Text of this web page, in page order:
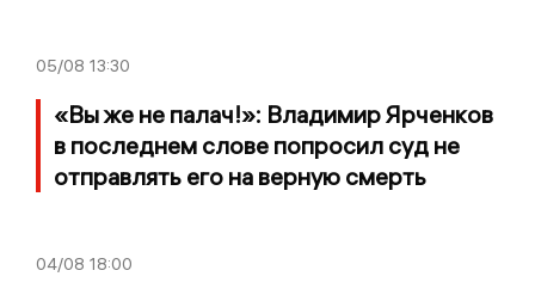
05/08 13:30
«Вы же не палач!»: Владимир Ярченков
в последнем слове попросил суд не
отправлять его на верную смерть
04/08 18:00